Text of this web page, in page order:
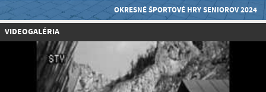
OKRESNÉ ŠPORTOVÉ HRY SENIOROV 2024
VIDEOGALÉRIA